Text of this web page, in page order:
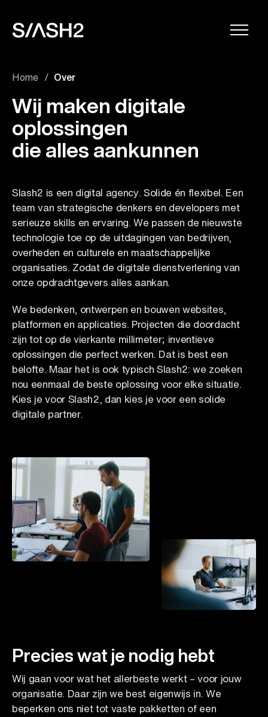
Navigatie
overslaan
openen
Home Over
Wij maken digitale
oplossingen
die alles aankunnen
Slash2 is een digital agency. Solide én flexibel. Een
team van strategische denkers en developers met
serieuze skills en ervaring. We passen de nieuwste
technologie toe op de uitdagingen van bedrijven,
overheden en culturele en maatschappelijke
organisaties. Zodat de digitale dienstverlening van
onze opdrachtgevers alles aankan.
We bedenken, ontwerpen en bouwen websites,
platformen en applicaties. Projecten die doordacht
zijn tot op de vierkante millimeter; inventieve
oplossingen die perfect werken. Dat is best een
belofte. Maar het is ook typisch Slash2: we zoeken
nou eenmaal de beste oplossing voor elke situatie.
Kies je voor Slash2, dan kies je voor een solide
digitale partner.
Precies wat je nodig hebt
Wij gaan voor wat het allerbeste werkt – voor jouw
organisatie. Daar zijn we best eigenwijs in. We
beperken ons niet tot vaste pakketten of een